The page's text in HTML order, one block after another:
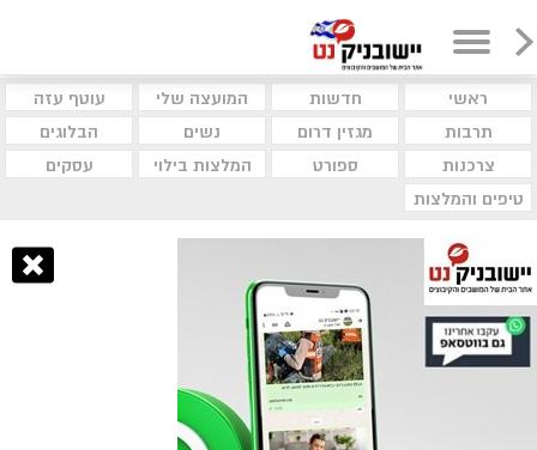
ראשי חדשות המועצה שלי
עוטף עזה
תרבות
מגזין דרום נשים
הבלוגים
צרכנות
ספורט המלצות בילוי
עסקים
טיפים והמלצות